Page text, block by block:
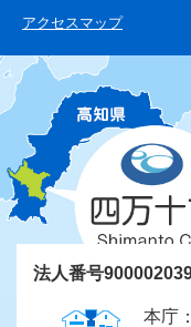
アクセスマップ
法人番号
本庁